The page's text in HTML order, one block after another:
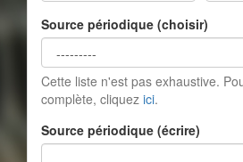
Source périodique (choisir)
Cette liste n'est pas exhaustive.
complète, cliquez ici.
Source périodique (écrire)